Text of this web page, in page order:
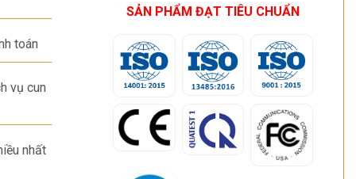
toán
vụ cun
nhất
SẢN PHẨM ĐẠT TIÊU CHUẨN